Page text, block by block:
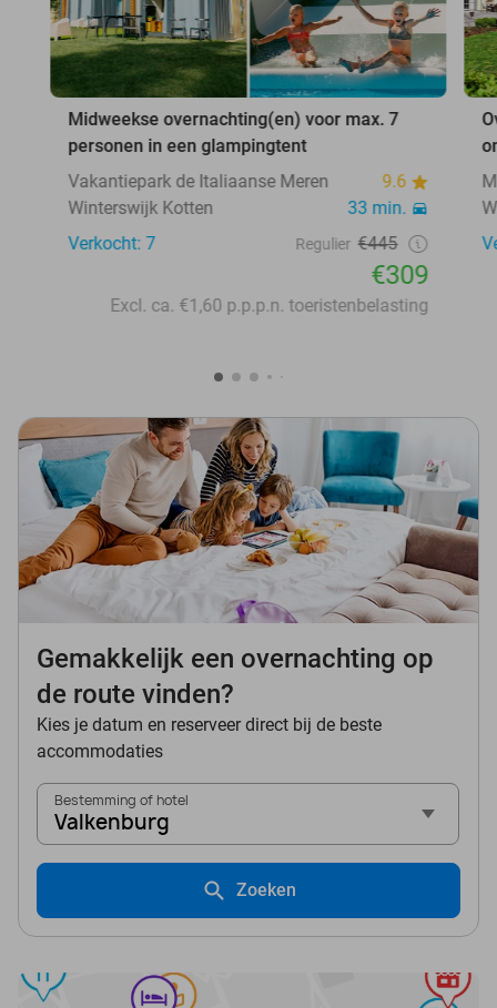
Midweekse overnachting(en) voor max. 7
personen in een glampingtent
Vakantiepark de Italiaanse Meren
9.6
Winterswijk Kotten
33 min.
Verkocht: 7
Regulier €445
€309
Excl. ca. €1,60 p.p.p.n. toeristenbelasting
Gemakkelijk een overnachting op
de route vinden?
Kies je datum en reserveer direct bij de beste
accommodaties
Bestemming of hotel
Valkenburg
Zoeken